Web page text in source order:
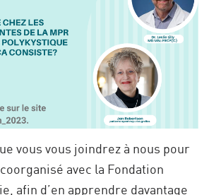
vous vous joindrez à nous pour
avec la Fondation
afin d’en apprendre davantage